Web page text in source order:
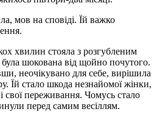
мов на сповіді. Їй важко
хвилин стояла з розгубленим
шокована від щойно почутого.
неочікувано для себе, вирішила
Їй стало шкода незнайомої жінки,
свої переживання. Чомусь стало
перед самим весіллям.